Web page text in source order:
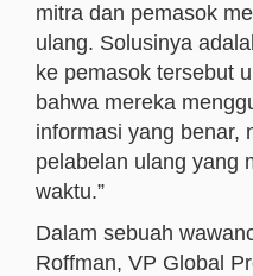
mitra dan pemasok
ulang. Solusinya
ke pemasok tersebut
bahwa mereka
informasi yang benar,
pelabelan ulang yang
waktu.”
Dalam sebuah
Roffman, VP Global